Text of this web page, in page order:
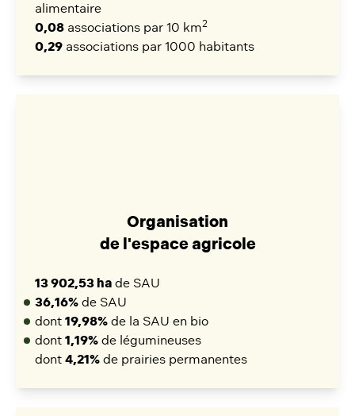
alimentaire
0,08 associations par 10 km2
0,29 associations par 1000 habitants
Organisation
de l'espace agricole
13 902,53 ha de SAU
36,16% de SAU
dont 19,98% de la SAU en bio
dont 1,19% de légumineuses
dont 4,21% de prairies permanentes